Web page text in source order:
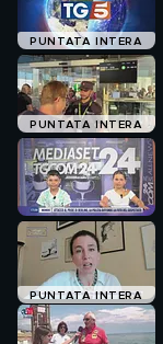
PUNTATA INTERA
PUNTATA INTERA
PUNTATA INTERA